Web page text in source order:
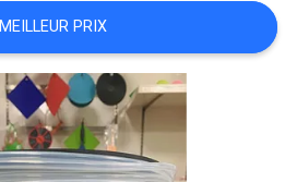
MEILLEUR PRIX